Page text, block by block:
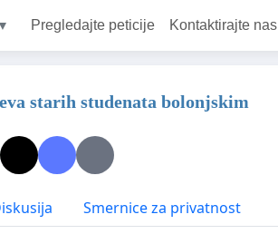
Pregledajte peticije Kontaktirajte nas
starih studenata bolonjskim
Smernice za privatnost